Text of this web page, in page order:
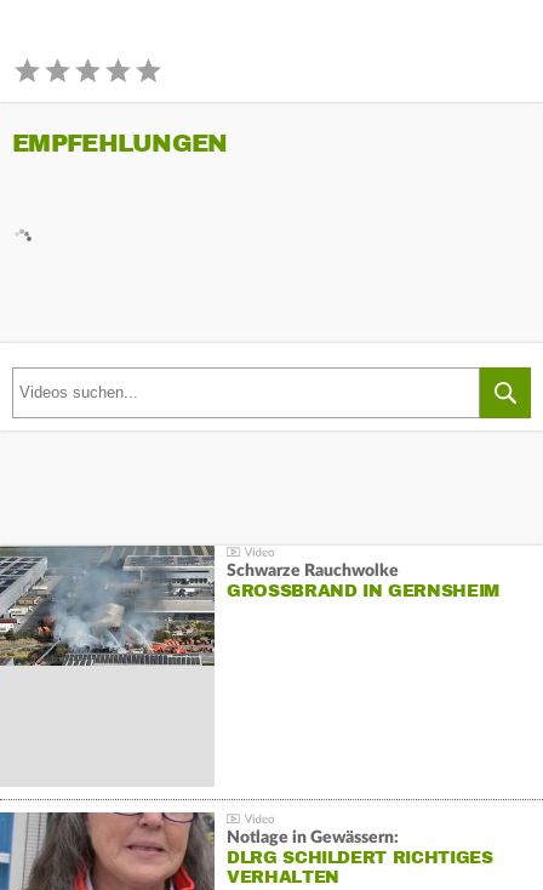
EMPFEHLUNGEN
Schwarze Rauchwolke
GROSSBRAND IN GERNSHEIM
Notlage in Gewässern:
DLRG SCHILDERT RICHTIGES
VERHALTEN